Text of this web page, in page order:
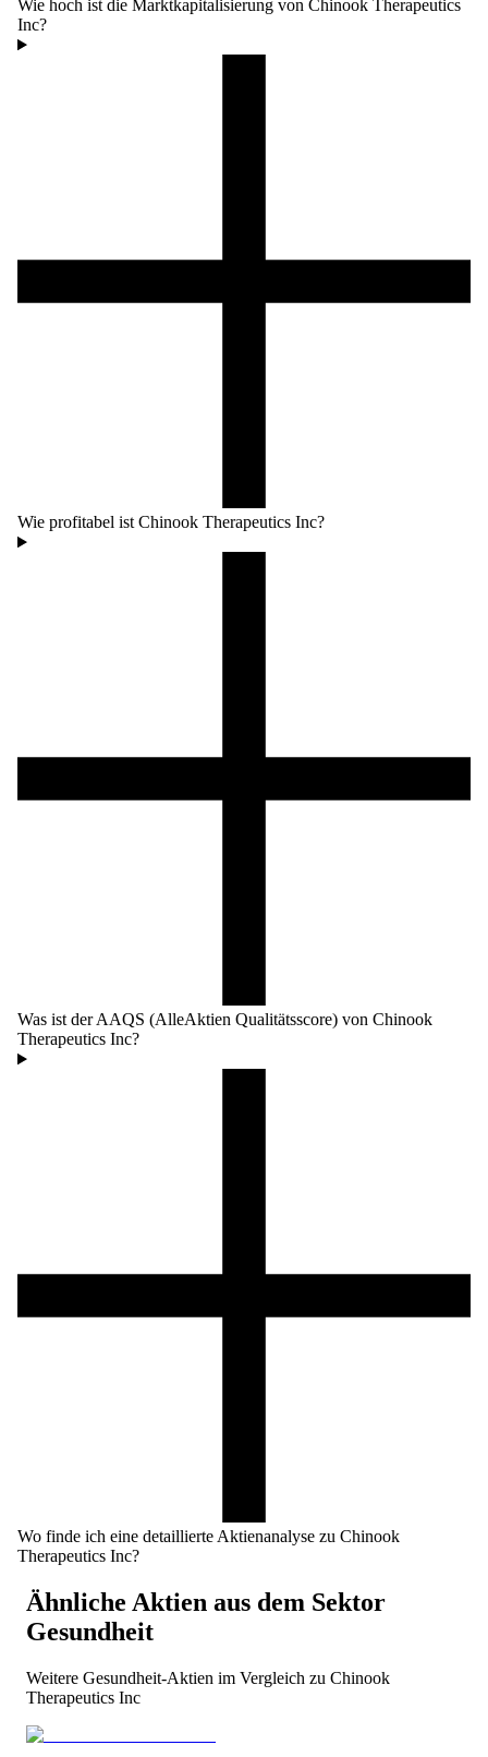
Wie hoch ist die Marktkapitalisierung von Chinook Therapeutics
Inc?
Wie profitabel ist Chinook Therapeutics Inc?
Was ist der AAQS (AlleAktien Qualitätsscore) von Chinook
Therapeutics Inc?
Wo finde ich eine detaillierte Aktienanalyse zu Chinook
Therapeutics Inc?
Ähnliche Aktien aus dem Sektor
Gesundheit
Weitere Gesundheit-Aktien im Vergleich zu Chinook
Therapeutics Inc